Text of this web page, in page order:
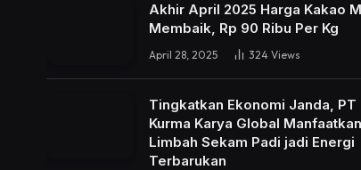
Akhir April 2025 Harga Kakao
Membaik, Rp 90 Ribu Per Kg
April 28, 2025 324 Views
Tingkatkan Ekonomi Janda, PT
Kurma Karya Global Manfaatkan
Limbah Sekam Padi jadi Energi
Terbarukan